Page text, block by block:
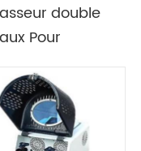
double
Pour